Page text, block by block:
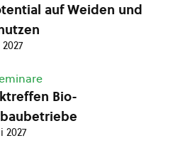
auf Weiden und
Bio-
2027